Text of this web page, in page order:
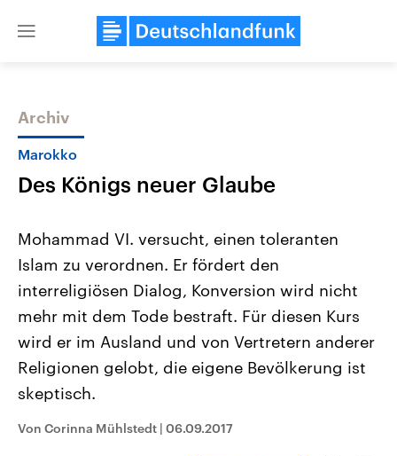
Close
Themen
Landtagswahl Sachsen-Anhalt
2026
Alle Informationen
Sachsen-Anhalt wählt am 6.
September 2026 einen neuen
Landtag. Seit 2021 wird das
Bundesland von einer Koalition aus
Umfragen, Prognosen,
Wahlprogramme, aktuelle Berichte
USA
Aktuelle Beiträge,
Hintergründe
Wirtschaftlich und
gehören die Vereinigten
den mächtigsten Ländern
Archiv
Marokko
Des Königs neuer Glaube
Mohammad VI. versucht, einen toleranten
Islam zu verordnen. Er fördert den
interreligiösen Dialog, Konversion wird nicht
mehr mit dem Tode bestraft. Für diesen Kurs
wird er im Ausland und von Vertretern anderer
Religionen gelobt, die eigene Bevölkerung ist
skeptisch.
Von Corinna Mühlstedt | 06.09.2017